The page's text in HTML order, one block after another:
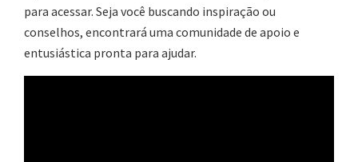
para acessar. Seja você buscando inspiração ou
conselhos, encontrará uma comunidade de apoio e
entusiástica pronta para ajudar.